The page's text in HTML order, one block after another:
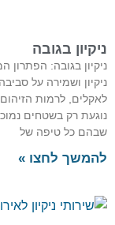
ניקיון בגובה
ניקיון בגובה: הפתרון
ניקיון ושמירה על
לאקלים, לרמות
נוגעת רק בשטחים
שבהם כל טיפה של
להמשך לחצו »